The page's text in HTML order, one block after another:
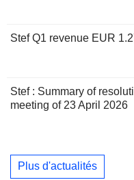
Stef Q1 revenue EUR
Stef : Summary of
meeting of 23 April 2026
Plus d'actualités